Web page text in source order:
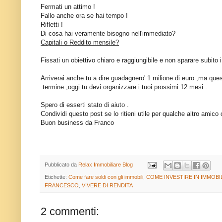
Fermati un attimo !
Fallo anche ora se hai tempo !
Rifletti !
Di cosa hai veramente bisogno nell'immediato?
Capitali o Reddito mensile?
Fissati un obiettivo chiaro e raggiungibile e non sparare subito
Arriverai anche tu a dire guadagnero' 1 milione di euro ,ma
termine ,oggi tu devi organizzare i tuoi prossimi 12 mesi .
Spero di esserti stato di aiuto .
Condividi questo post se lo ritieni utile per qualche altro amico
Buon business da Franco
Pubblicato da Relax Immobiliare Blog
Etichette: Come fare soldi con gli immobili COME INVESTIRE IN
FRANCESCO VIVERE DI RENDITA
2 commenti: